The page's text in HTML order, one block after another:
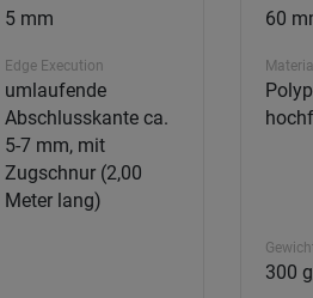
5 mm
Edge Execution
umlaufende
Abschlusskante ca.
5-7 mm, mit
Zugschnur (2,00
Meter lang)
60
300